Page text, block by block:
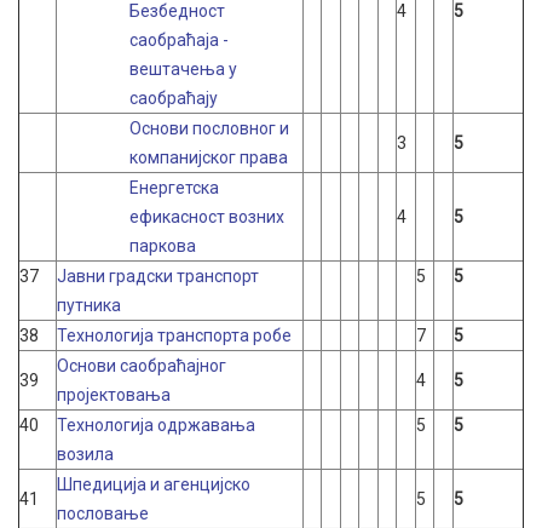
Безбедност
саобраћаја -
вештачења у
саобраћају
4 5
Основи пословног и
компанијског права
3 5
Енергетска
ефикасност возних
паркова
4 5
37
Јавни градски транспорт
путника
5 5
38 Технологија транспорта робе 7 5
39
Основи саобраћаjног
пројектовања
4 5
40
Технологија одржавања
возила
5 5
41
Шпедиција и агенцијско
пословање
5 5